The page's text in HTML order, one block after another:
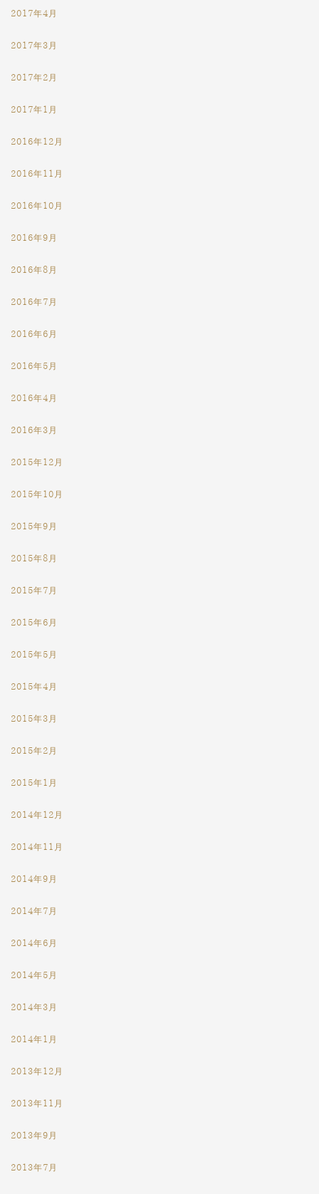
2017年4月
2017年3月
2017年2月
2017年1月
2016年12月
2016年11月
2016年10月
2016年9月
2016年8月
2016年7月
2016年6月
2016年5月
2016年4月
2016年3月
2015年12月
2015年10月
2015年9月
2015年8月
2015年7月
2015年6月
2015年5月
2015年4月
2015年3月
2015年2月
2015年1月
2014年12月
2014年11月
2014年9月
2014年7月
2014年6月
2014年5月
2014年3月
2014年1月
2013年12月
2013年11月
2013年9月
2013年7月